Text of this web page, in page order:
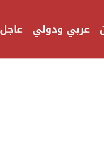
عربي ودولي عاجل